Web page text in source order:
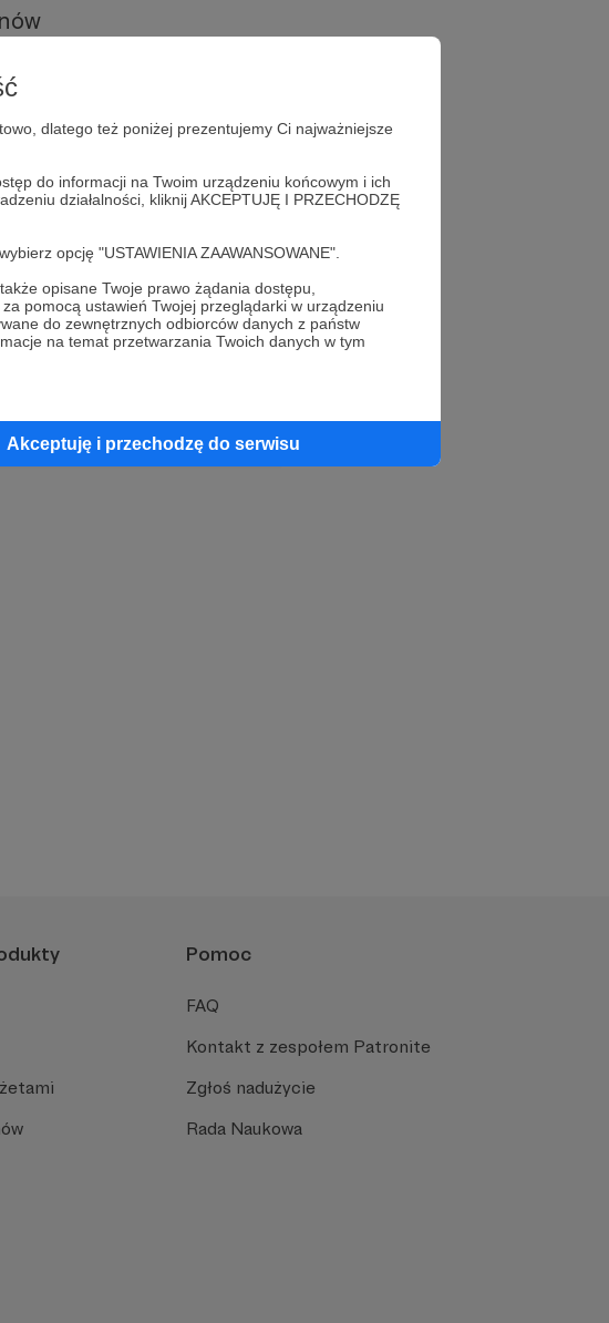
dlatego też poniżej prezentujemy Ci najważniejsze
do informacji na Twoim urządzeniu końcowym i ich
działalności, kliknij AKCEPTUJĘ I PRZECHODZĘ
opcję "USTAWIENIA ZAAWANSOWANE".
opisane Twoje prawo żądania dostępu,
pomocą ustawień Twojej przeglądarki w urządzeniu
do zewnętrznych odbiorców danych z państw
na temat przetwarzania Twoich danych w tym
Akceptuję i przechodzę do serwisu
Pomoc
FAQ
Kontakt z zespołem Patronite
Zgłoś nadużycie
Rada Naukowa